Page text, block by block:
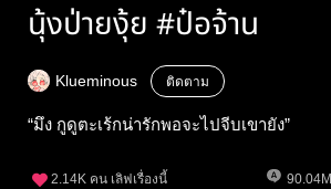
นุ้งป่ายงุ้ย #ป๋อจ้าน
Klueminous ติดตาม
“มึง กูดูตะเร้กน่ารักพอจะไปจีบเขายัง”
2.14K คน เลิฟเรื่องนี้ 90.04M